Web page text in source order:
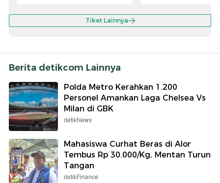
Tiket Lainnya
Berita detikcom Lainnya
Polda Metro Kerahkan 1.200
Personel Amankan Laga Chelsea Vs
Milan di GBK
detikNews
Mahasiswa Curhat Beras di Alor
Tembus Rp 30.000/Kg, Mentan Turun
Tangan
detikFinance